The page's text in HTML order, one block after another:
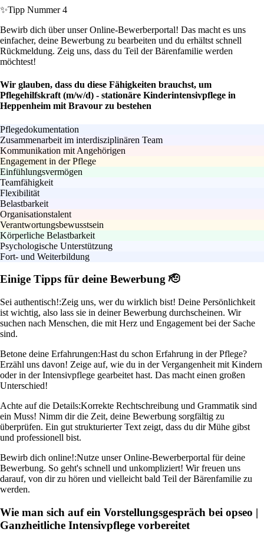
✨Tipp Nummer 4
Bewirb dich über unser Online-Bewerberportal! Das macht es uns
einfacher, deine Bewerbung zu bearbeiten und du erhältst schnell
Rückmeldung. Zeig uns, dass du Teil der Bärenfamilie werden
möchtest!
Wir glauben, dass du diese Fähigkeiten brauchst, um
Pflegehilfskraft (m/w/d) - stationäre Kinderintensivpflege in
Heppenheim mit Bravour zu bestehen
Pflegedokumentation
Zusammenarbeit im interdisziplinären Team
Kommunikation mit Angehörigen
Engagement in der Pflege
Einfühlungsvermögen
Teamfähigkeit
Flexibilität
Belastbarkeit
Organisationstalent
Verantwortungsbewusstsein
Körperliche Belastbarkeit
Psychologische Unterstützung
Fort- und Weiterbildung
Einige Tipps für deine Bewerbung 🫡
Sei authentisch!:Zeig uns, wer du wirklich bist! Deine Persönlichkeit
ist wichtig, also lass sie in deiner Bewerbung durchscheinen. Wir
suchen nach Menschen, die mit Herz und Engagement bei der Sache
sind.
Betone deine Erfahrungen:Hast du schon Erfahrung in der Pflege?
Erzähl uns davon! Zeige auf, wie du in der Vergangenheit mit Kindern
oder in der Intensivpflege gearbeitet hast. Das macht einen großen
Unterschied!
Achte auf die Details:Korrekte Rechtschreibung und Grammatik sind
ein Muss! Nimm dir die Zeit, deine Bewerbung sorgfältig zu
überprüfen. Ein gut strukturierter Text zeigt, dass du dir Mühe gibst
und professionell bist.
Bewirb dich online!:Nutze unser Online-Bewerberportal für deine
Bewerbung. So geht's schnell und unkompliziert! Wir freuen uns
darauf, von dir zu hören und vielleicht bald Teil der Bärenfamilie zu
werden.
Wie man sich auf ein Vorstellungsgespräch bei opseo |
Ganzheitliche Intensivpflege vorbereitet